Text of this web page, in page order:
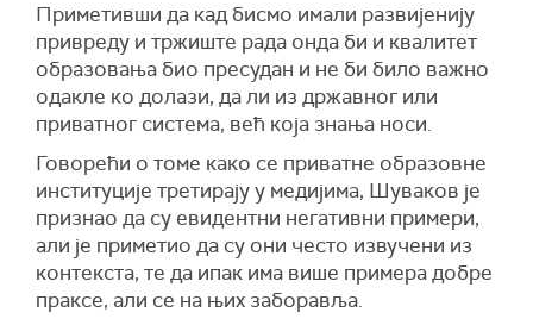
Приметивши да кад бисмо имали развијенију
привреду и тржиште рада онда би и квалитет
образовања био пресудан и не би било важно
одакле ко долази, да ли из државног или
приватног система, већ која знања носи.
Говорећи о томе како се приватне образовне
институције третирају у медијима, Шуваков је
признао да су евидентни негативни примери,
али је приметио да су они често извучени из
контекста, те да ипак има више примера добре
праксе, али се на њих заборавља.